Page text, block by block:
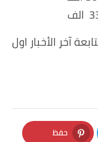
آخر الأخبار اول
حفظ